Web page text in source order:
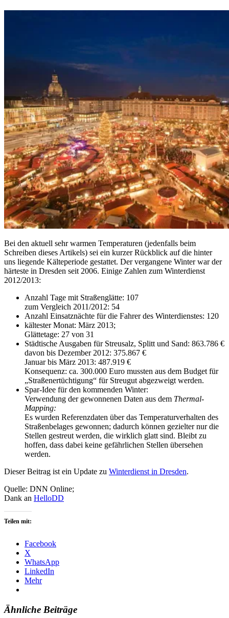
Bei den aktuell sehr warmen Temperaturen (jedenfalls beim
Schreiben dieses Artikels) sei ein kurzer Rückblick auf die hinter
uns liegende Kälteperiode gestattet. Der vergangene Winter war der
härteste in Dresden seit 2006. Einige Zahlen zum Winterdienst
2012/2013:
Anzahl Tage mit Straßenglätte: 107
zum Vergleich 2011/2012: 54
Anzahl Einsatznächte für die Fahrer des Winterdienstes: 120
kältester Monat: März 2013;
Glättetage: 27 von 31
Städtische Ausgaben für Streusalz, Splitt und Sand: 863.786 €
davon bis Dezember 2012: 375.867 €
Januar bis März 2013: 487.919 €
Konsequenz: ca. 300.000 Euro mussten aus dem Budget für
„Straßenertüchtigung“ für Streugut abgezweigt werden.
Spar-Idee für den kommenden Winter:
Verwendung der gewonnenen Daten aus dem Thermal-
Mapping:
Es wurden Referenzdaten über das Temperaturverhalten des
Straßenbelages gewonnen; dadurch können gezielter nur die
Stellen gestreut werden, die wirklich glatt sind. Bleibt zu
hoffen, dass dabei keine gefährlichen Stellen übersehen
werden.
Dieser Beitrag ist ein Update zu Winterdienst in Dresden.
Quelle: DNN Online;
Dank an HelloDD
Teilen mit:
Facebook
X
WhatsApp
LinkedIn
Mehr
Ähnliche Beiträge